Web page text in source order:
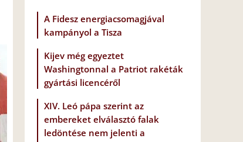
A Fidesz energiacsomagjával
kampányol a Tisza
Kijev még egyeztet
Washingtonnal a Patriot rakéták
gyártási licencéről
XIV. Leó pápa szerint az
embereket elválasztó falak
ledöntése nem jelenti a